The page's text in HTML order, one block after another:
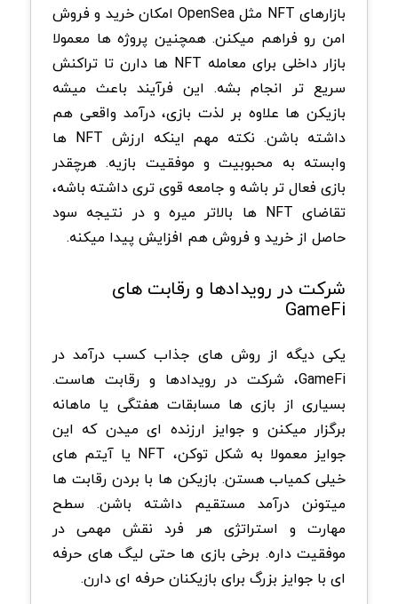
بازارهای NFT مثل OpenSea امکان خرید و فروش
امن رو فراهم میکنن. همچنین پروژه ها معمولا
بازار داخلی برای معامله NFT ها دارن تا تراکنش
سریع تر انجام بشه. این فرآیند باعث میشه
بازیکن ها علاوه بر لذت بازی، درآمد واقعی هم
داشته باشن.
نکته مهم اینکه ارزش NFT ها
وابسته به محبوبیت و موفقیت بازیه. هرچقدر
بازی فعال تر باشه و جامعه قوی تری داشته باشه،
تقاضای NFT ها بالاتر میره و در نتیجه سود
حاصل از خرید و فروش هم افزایش پیدا میکنه.
شرکت در رویدادها و رقابت های
GameFi
یکی دیگه از روش های جذاب کسب درآمد در
GameFi، شرکت در رویدادها و رقابت هاست.
بسیاری از بازی ها مسابقات هفتگی یا ماهانه
برگزار میکنن و جوایز ارزنده ای میدن که این
جوایز معمولا به شکل توکن، NFT یا آیتم های
خیلی کمیاب هستن. بازیکن ها با بردن رقابت ها
میتونن درآمد مستقیم داشته باشن. سطح
مهارت و استراتژی هر فرد نقش مهمی در
موفقیت داره. برخی بازی ها حتی لیگ های حرفه
ای با جوایز بزرگ برای بازیکنان حرفه ای دارن.